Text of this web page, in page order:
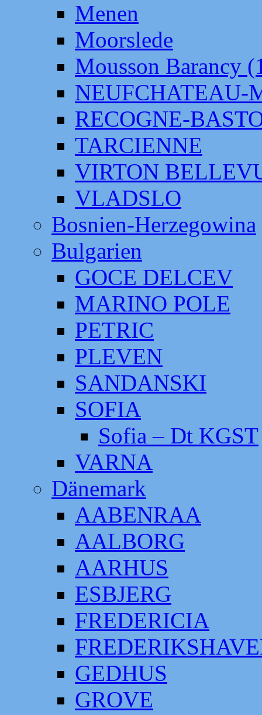
Menen
Moorslede
Mousson Barancy
NEUFCHATEAU-
RECOGNE-
TARCIENNE
VIRTON
VLADSLO
Bosnien-Herzegowina
Bulgarien
GOCE DELCEV
MARINO POLE
PETRIC
PLEVEN
SANDANSKI
SOFIA
Sofia – Dt KGST
VARNA
Dänemark
AABENRAA
AALBORG
AARHUS
ESBJERG
FREDERICIA
GEDHUS
GROVE